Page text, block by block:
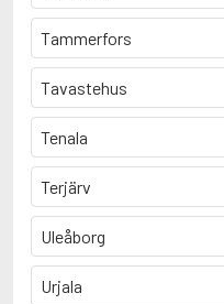
Tammerfors
Tavastehus
Tenala
Terjärv
Uleåborg
Urjala